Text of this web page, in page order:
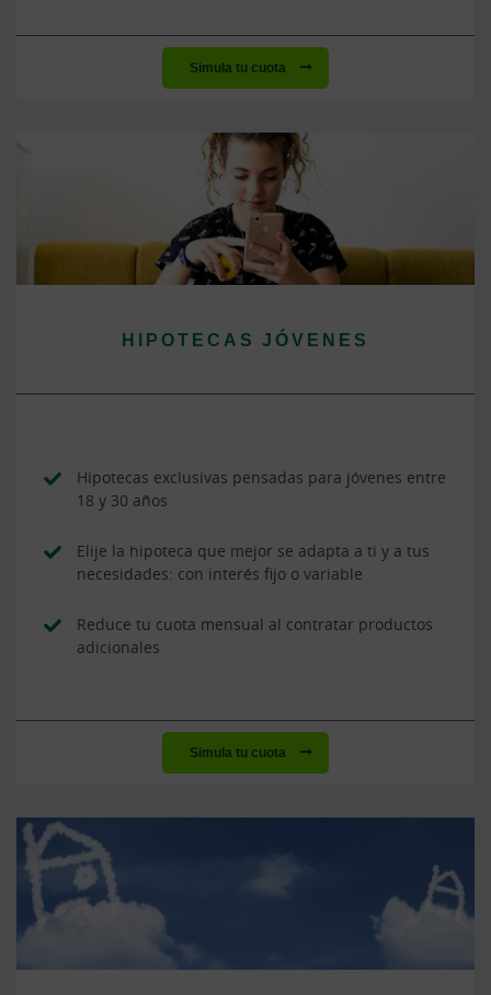
Simula tu cuota
HIPOTECAS JÓVENES
Hipotecas exclusivas pensadas para jóvenes entre
18 y 30 años
Elije la hipoteca que mejor se adapta a ti y a tus
necesidades: con interés fijo o variable
Reduce tu cuota mensual al contratar productos
adicionales
Simula tu cuota